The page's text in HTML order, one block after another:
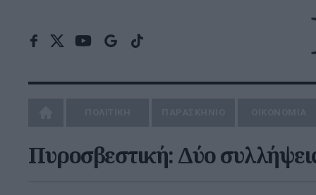
Πυροσβεστική: Δύο